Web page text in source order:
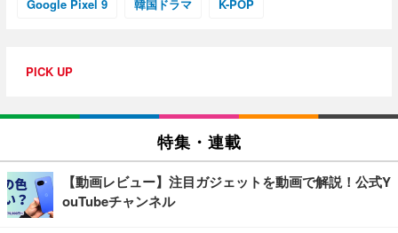
Google Pixel 9 韓国ドラマ K-POP
PICK UP
特集・連載
【動画レビュー】注目ガジェットを動画で解説！公式Y
ouTubeチャンネル